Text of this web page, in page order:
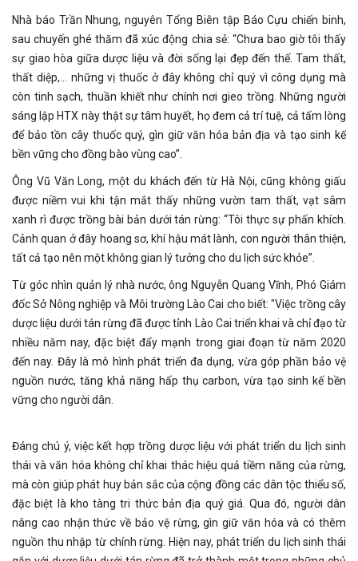
Nhà báo Trần Nhung, nguyên Tổng Biên tập Báo Cựu chiến binh,
sau chuyến ghé thăm đã xúc động chia sẻ: “Chưa bao giờ tôi thấy
sự giao hòa giữa dược liệu và đời sống lại đẹp đến thế. Tam thất,
thất diệp,… những vị thuốc ở đây không chỉ quý vì công dụng mà
còn tinh sạch, thuần khiết như chính nơi gieo trồng. Những người
sáng lập HTX này thật sự tâm huyết, họ đem cả trí tuệ, cả tấm lòng
để bảo tồn cây thuốc quý, gìn giữ văn hóa bản địa và tạo sinh kế
bền vững cho đồng bào vùng cao”.
Ông Vũ Văn Long, một du khách đến từ Hà Nội, cũng không giấu
được niềm vui khi tận mắt thấy những vườn tam thất, vạt sâm
xanh rì được trồng bài bản dưới tán rừng: “Tôi thực sự phấn khích.
Cảnh quan ở đây hoang sơ, khí hậu mát lành, con người thân thiện,
tất cả tạo nên một không gian lý tưởng cho du lịch sức khỏe”.
Từ góc nhìn quản lý nhà nước, ông Nguyễn Quang Vĩnh, Phó Giám
đốc Sở Nông nghiệp và Môi trường Lào Cai cho biết: "Việc trồng cây
dược liệu dưới tán rừng đã được tỉnh Lào Cai triển khai và chỉ đạo từ
nhiều năm nay, đặc biệt đẩy mạnh trong giai đoạn từ năm 2020
đến nay. Đây là mô hình phát triển đa dụng, vừa góp phần bảo vệ
nguồn nước, tăng khả năng hấp thụ carbon, vừa tạo sinh kế bền
vững cho người dân.
Đáng chú ý, việc kết hợp trồng dược liệu với phát triển du lịch sinh
thái và văn hóa không chỉ khai thác hiệu quả tiềm năng của rừng,
mà còn giúp phát huy bản sắc của cộng đồng các dân tộc thiểu số,
đặc biệt là kho tàng tri thức bản địa quý giá. Qua đó, người dân
nâng cao nhận thức về bảo vệ rừng, gìn giữ văn hóa và có thêm
nguồn thu nhập từ chính rừng. Hiện nay, phát triển du lịch sinh thái